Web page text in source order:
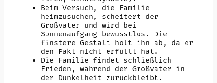
Beim Versuch, die Familie
heimzusuchen, scheitert der
Großvater und wird bei
Sonnenaufgang bewusstlos. Die
finstere Gestalt holt ihn ab, da er
den Pakt nicht erfüllt hat.
Die Familie findet schließlich
Frieden, während der Großvater in
der Dunkelheit zurückbleibt.